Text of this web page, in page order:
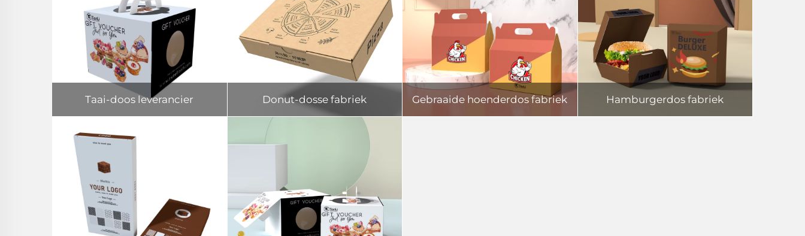
Taai-doos leverancier Donut-dosse fabriek Gebraaide hoenderdos fabriek Hamburgerdos fabriek